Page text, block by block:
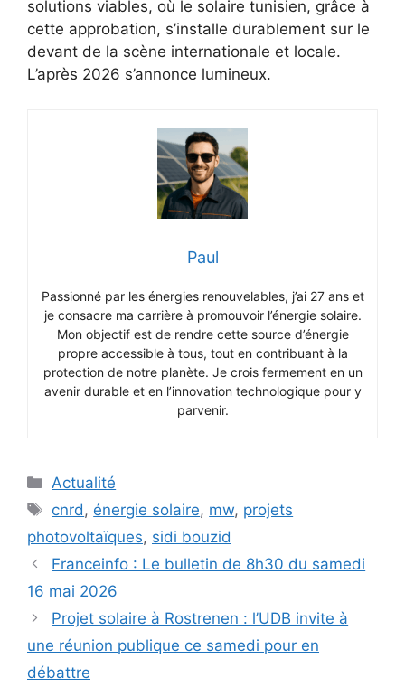
solutions viables, où le solaire tunisien, grâce à
cette approbation, s’installe durablement sur le
devant de la scène internationale et locale.
L’après 2026 s’annonce lumineux.
Paul
Passionné par les énergies renouvelables, j’ai 27 ans et
je consacre ma carrière à promouvoir l’énergie solaire.
Mon objectif est de rendre cette source d’énergie
propre accessible à tous, tout en contribuant à la
protection de notre planète. Je crois fermement en un
avenir durable et en l’innovation technologique pour y
parvenir.
Catégories
Actualité
Étiquettes
cnrd , énergie solaire, mw, projets
photovoltaïques, sidi bouzid
Franceinfo : Le bulletin de 8h30 du samedi
16 mai 2026
Projet solaire à Rostrenen : l’UDB invite à
une réunion publique ce samedi pour en
débattre